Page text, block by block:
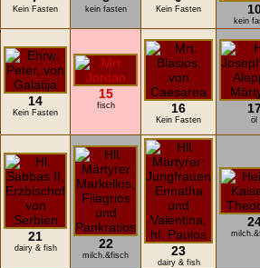
Kein Fasten kein fasten Kein Fasten
kein
14
Kein Fasten
15
fisch 16
Kein Fasten öl
21
dairy & fish 22
milch.&fisch 23
dairy & fish